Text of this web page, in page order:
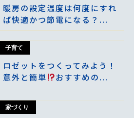
暖房の設定温度は何度にすれ
ば快適かつ節電になる？...
子育て
ロゼットをつくってみよう！
意外と簡単
おすすめの...
家づくり